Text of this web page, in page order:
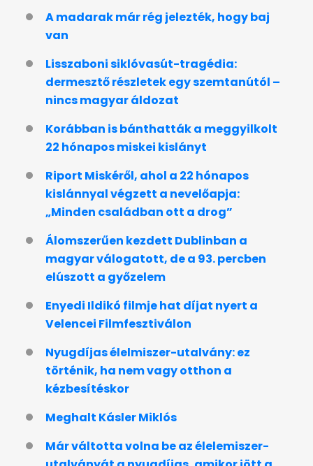
A madarak már rég jelezték, hogy baj
van
Lisszaboni siklóvasút-tragédia:
dermesztő részletek egy szemtanútól –
nincs magyar áldozat
Korábban is bánthatták a meggyilkolt
22 hónapos miskei kislányt
Riport Miskéről, ahol a 22 hónapos
kislánnyal végzett a nevelőapja:
„Minden családban ott a drog”
Álomszerűen kezdett Dublinban a
magyar válogatott, de a 93. percben
elúszott a győzelem
Enyedi Ildikó filmje hat díjat nyert a
Velencei Filmfesztiválon
Nyugdíjas élelmiszer-utalvány: ez
történik, ha nem vagy otthon a
kézbesítéskor
Meghalt Kásler Miklós
Már váltotta volna be az élelemiszer-